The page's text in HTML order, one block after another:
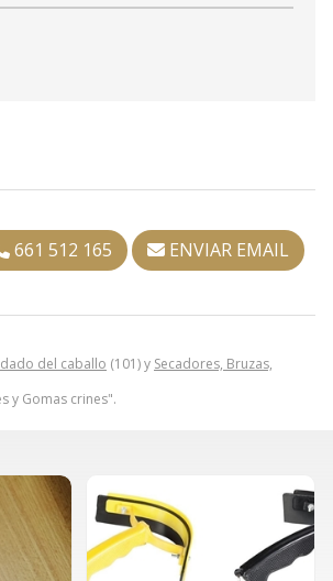
del caballo (101) y Secadores, Bruzas,
y Gomas crines".
661 512 165 ENVIAR EMAIL